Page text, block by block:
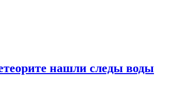
нашли следы воды